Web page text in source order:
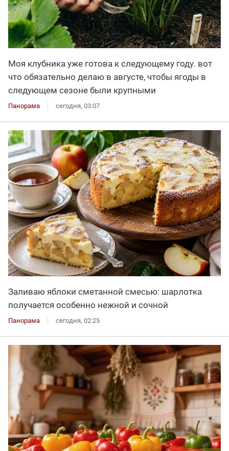
Моя клубника уже готова к следующему году. вот
что обязательно делаю в августе, чтобы ягоды в
следующем сезоне были крупными
Панорама сегодня, 03:07
Заливаю яблоки сметанной смесью: шарлотка
получается особенно нежной и сочной
Панорама сегодня, 02:25